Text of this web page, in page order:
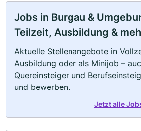
Jobs in Burgau &
Teilzeit, Ausbildung &
Aktuelle Stellenangebote in
Ausbildung oder als Minijob –
Quereinsteiger und
und bewerben.
Jetzt alle